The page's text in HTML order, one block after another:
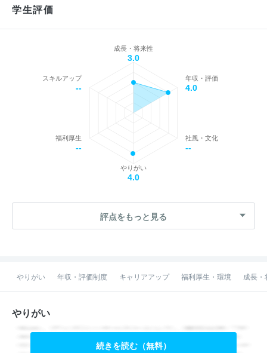
学生評価
成長・将来性
3.0
年収・評価
4.0
社風・文化
--
やりがい
4.0
福利厚生
--
スキルアップ
--
評点をもっと見る
やりがい 年収・評価制度 キャリアアップ 福利厚生・環境 成長・
やりがい
続きを読む（無料）